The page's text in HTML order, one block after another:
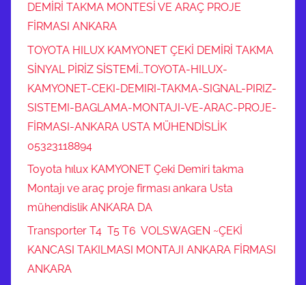
DEMİRİ TAKMA MONTESİ VE ARAÇ PROJE
FİRMASI ANKARA
TOYOTA HILUX KAMYONET ÇEKİ DEMİRİ TAKMA
SİNYAL PİRİZ SİSTEMİ…TOYOTA-HILUX-
KAMYONET-CEKI-DEMIRI-TAKMA-SIGNAL-PIRIZ-
SISTEMI-BAGLAMA-MONTAJI-VE-ARAC-PROJE-
FİRMASI-ANKARA USTA MÜHENDİSLİK
05323118894
Toyota hılux KAMYONET Çeki Demiri takma
Montajı ve araç proje firması ankara Usta
mühendislik ANKARA DA
Transporter T4 T5 T6 VOLSWAGEN ~ÇEKİ
KANCASI TAKILMASI MONTAJI ANKARA FİRMASI
ANKARA